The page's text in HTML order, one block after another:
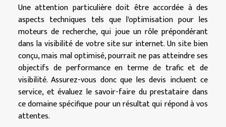
Une attention particulière doit être accordée à des
aspects techniques tels que l'optimisation pour les
moteurs de recherche, qui joue un rôle prépondérant
dans la visibilité de votre site sur internet. Un site bien
conçu, mais mal optimisé, pourrait ne pas atteindre ses
objectifs de performance en terme de trafic et de
visibilité. Assurez-vous donc que les devis incluent ce
service, et évaluez le savoir-faire du prestataire dans
ce domaine spécifique pour un résultat qui répond à vos
attentes.